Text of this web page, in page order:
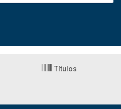
Títulos